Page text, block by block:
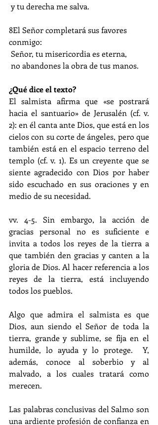
y tu derecha me salva.
8El Señor completará sus favores
conmigo:
Señor, tu misericordia es eterna,
no abandones la obra de tus manos.
¿Qué dice el texto?
El salmista afirma que «se postrará
hacia el santuario» de Jerusalén (cf. v.
2): en él canta ante Dios, que está en los
cielos con su corte de ángeles, pero que
también está en el espacio terreno del
templo (cf. v. 1). Es un creyente que se
siente agradecido con Dios por haber
sido escuchado en sus oraciones y en
medio de su necesidad.
vv. 4-5. Sin embargo, la acción de
gracias personal no es suficiente e
invita a todos los reyes de la tierra a
que también den gracias y canten a la
gloria de Dios. Al hacer referencia a los
reyes de la tierra, está incluyendo
todos los pueblos.
Algo que admira el salmista es que
Dios, aun siendo el Señor de toda la
tierra, grande y sublime, se fija en el
humilde, lo ayuda y lo protege.  Y,
además, conoce al soberbio y al
malvado, a los cuales tratará como
merecen.
Las palabras conclusivas del Salmo son
una ardiente profesión de confianza en